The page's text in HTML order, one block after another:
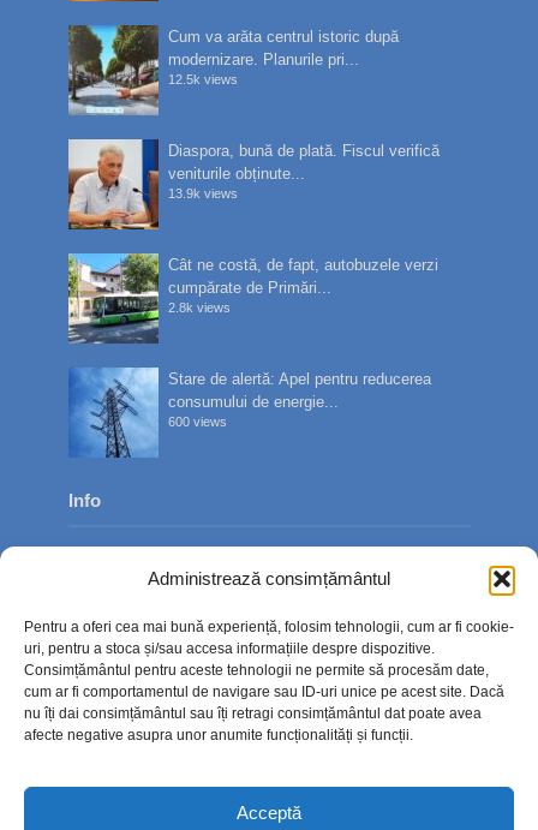
Administrează consimțământul
Pentru a oferi cea mai bună experiență, folosim tehnologii, cum ar fi cookie-
uri, pentru a stoca și/sau accesa informațiile despre dispozitive.
Consimțământul pentru aceste tehnologii ne permite să procesăm date,
cum ar fi comportamentul de navigare sau ID-uri unice pe acest site. Dacă
nu îți dai consimțământul sau îți retragi consimțământul dat poate avea
afecte negative asupra unor anumite funcționalități și funcții.
Acceptă
Cum va arăta centrul istoric după
modernizare. Planurile pri...
12.5k views
Diaspora, bună de plată. Fiscul verifică
veniturile obținute...
13.9k views
Cât ne costă, de fapt, autobuzele verzi
cumpărate de Primări...
2.8k views
Stare de alertă: Apel pentru reducerea
consumului de energie...
600 views
Info
Contact
Politica de confidențialitate
Politică cookie-uri (UE)